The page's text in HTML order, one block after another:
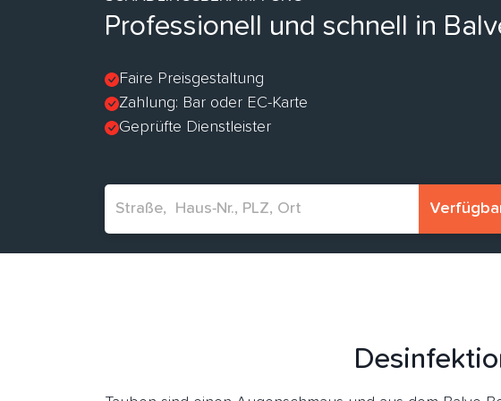
Professionell und schnell in
Faire Preisgestaltung
Zahlung: Bar oder EC-Karte
Geprüfte Dienstleister